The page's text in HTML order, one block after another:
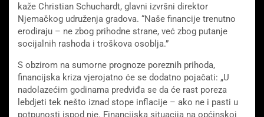
kaže Christian Schuchardt, glavni izvršni direktor
Njemačkog udruženja gradova. “Naše financije trenutno
erodiraju – ne zbog prihodne strane, već zbog putanje
socijalnih rashoda i troškova osoblja.”
S obzirom na sumorne prognoze poreznih prihoda,
financijska kriza vjerojatno će se dodatno pojačati: „U
nadolazećim godinama predviđa se da će rast poreza
lebdjeti tek nešto iznad stope inflacije – ako ne i pasti u
potpunosti ispod nje. Financijska situacija na općinskoj